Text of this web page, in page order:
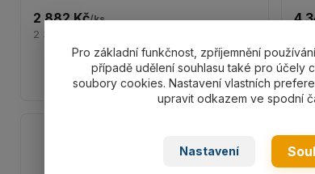
2 882 Kč/ks
2 382 Kč
Zvolit variantu
4
Pro základní funkčnost, zpříjemnění
případě udělení souhlasu také pro účely
soubory cookies. Nastavení vlastních
upravit odkazem ve spodní
Nastavení